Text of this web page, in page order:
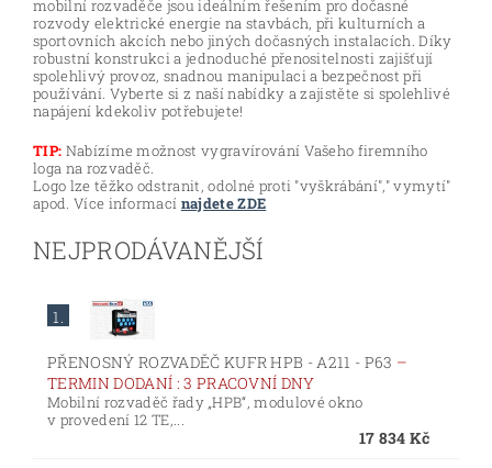
mobilní rozvaděče jsou ideálním řešením pro dočasné
rozvody elektrické energie na stavbách, při kulturních a
sportovních akcích nebo jiných dočasných instalacích. Díky
robustní konstrukci a jednoduché přenositelnosti zajišťují
spolehlivý provoz, snadnou manipulaci a bezpečnost při
používání. Vyberte si z naší nabídky a zajistěte si spolehlivé
napájení kdekoliv potřebujete!
TIP: Nabízíme možnost vygravírování Vašeho firemního
loga na rozvaděč.
Logo lze těžko odstranit, odolné proti "vyškrábání"," vymytí"
apod. Více informací najdete ZDE
NEJPRODÁVANĚJŠÍ
1.
PŘENOSNÝ ROZVADĚČ KUFR HPB - A211 - P63 –
TERMIN DODANÍ : 3 PRACOVNÍ DNY
Mobilní rozvaděč řady „HPB“, modulové okno
v provedení 12 TE,...
17 834 Kč